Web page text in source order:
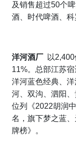
及销售超过50个
酒、时代啤酒、科
洋河酒厂 以2,400
11%。 总部江苏
洋河蓝色经典、
河、双沟、泗阳
位列
《2022胡润
名，旗下梦之蓝
牌榜》。